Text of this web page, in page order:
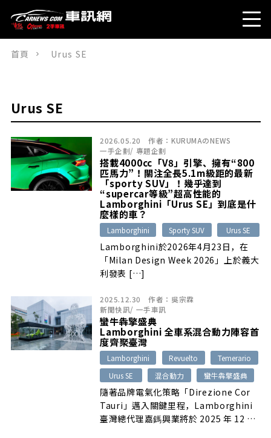
首頁 Urus SE
Urus SE
2026.05.20 作者： KURUMAのNEWS
一手企劃/ 專題企劃
搭載4000cc「V8」引擎、擁有“800
匹馬力”！關注全長5.1m級距的最新
「sporty SUV」！幾乎達到
“supercar等級”超高性能的
Lamborghini「Urus SE」到底是什
麼樣的車？
Lamborghini Sporty SUV Urus SE
Lamborghini於2026年4月23日，在
「Milan Design Week 2026」上於義大
利發表 […]
2025.12.30 作者： 吳宗霖
新聞快訊/ 一手車訊
蠻牛犇擎盛典
Lamborghini 全車系混合動力陣容首
度齊聚臺灣
Lamborghini Revuelto
Temerario
Urus SE
混合動力 蠻牛犇擎盛典
隨著品牌電氣化策略「Direzione Cor
Tauri」邁入關鍵里程，Lamborghini
臺灣總代理嘉鎷興業將於 2025 年 12 月